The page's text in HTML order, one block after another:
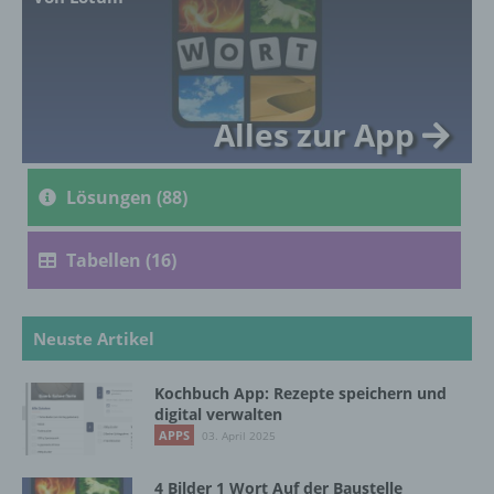
Alles zur App
Lösungen (88)
Tabellen (16)
Neuste Artikel
Kochbuch App: Rezepte speichern und
digital verwalten
APPS 03. April 2025
4 Bilder 1 Wort Auf der Baustelle
genetischen, psychischen, wirtschaftlichen,
kulturellen oder sozialen Identität dieser
natürlichen Person sind, identifiziert werden
Betroffene Person ist jede identifizierte oder
identifizierbare natürliche Person, deren
personenbezogene Daten von dem für die
Verarbeitung Verantwortlichen verarbeitet
Verarbeitung ist jeder mit oder ohne Hilfe
automatisierter Verfahren ausgeführte